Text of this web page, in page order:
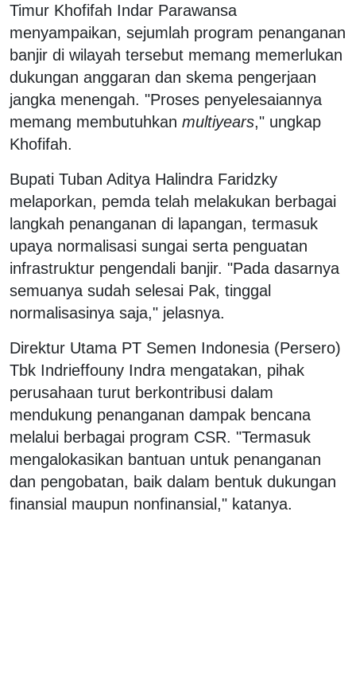
Timur Khofifah Indar Parawansa
menyampaikan, sejumlah program penanganan
banjir di wilayah tersebut memang memerlukan
dukungan anggaran dan skema pengerjaan
jangka menengah. "Proses penyelesaiannya
memang membutuhkan multiyears," ungkap
Khofifah.
Bupati Tuban Aditya Halindra Faridzky
melaporkan, pemda telah melakukan berbagai
langkah penanganan di lapangan, termasuk
upaya normalisasi sungai serta penguatan
infrastruktur pengendali banjir. "Pada dasarnya
semuanya sudah selesai Pak, tinggal
normalisasinya saja," jelasnya.
Direktur Utama PT Semen Indonesia (Persero)
Tbk Indrieffouny Indra mengatakan, pihak
perusahaan turut berkontribusi dalam
mendukung penanganan dampak bencana
melalui berbagai program CSR. "Termasuk
mengalokasikan bantuan untuk penanganan
dan pengobatan, baik dalam bentuk dukungan
finansial maupun nonfinansial," katanya.